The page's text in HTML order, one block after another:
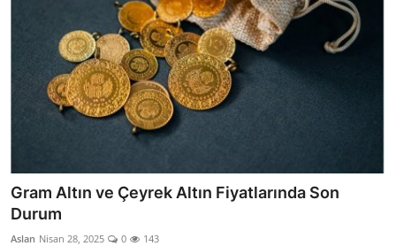
Gram Altın ve Çeyrek Altın Fiyatlarında Son
Durum
Aslan Nisan 28, 2025 0 143